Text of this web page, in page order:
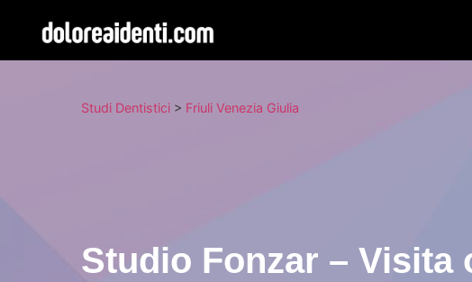
Studi Dentistici > Friuli Venezia Giulia
Studio Fonzar – Visita